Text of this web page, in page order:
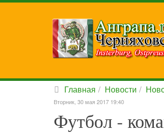
Главная Новости
Вторник, 30 мая 2017 19:40
Футбол -